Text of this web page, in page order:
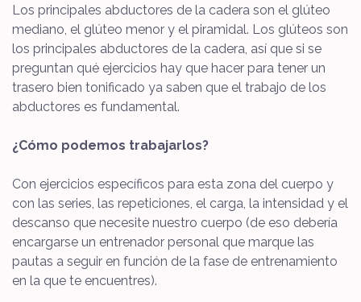
Los principales abductores de la cadera son el glúteo
mediano, el glúteo menor y el piramidal. Los glúteos son
los principales abductores de la cadera, así que si se
preguntan qué ejercicios hay que hacer para tener un
trasero bien tonificado ya saben que el trabajo de los
abductores es fundamental.
¿Cómo podemos trabajarlos?
Con ejercicios específicos para esta zona del cuerpo y
con las series, las repeticiones, el carga, la intensidad y el
descanso que necesite nuestro cuerpo (de eso debería
encargarse un entrenador personal que marque las
pautas a seguir en función de la fase de entrenamiento
en la que te encuentres).